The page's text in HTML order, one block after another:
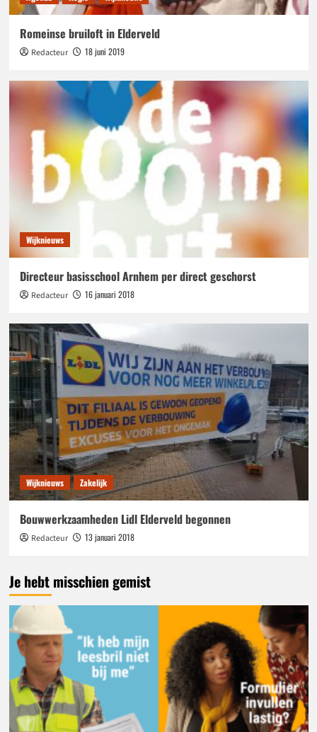
Romeinse bruiloft in Elderveld
Redacteur 18 juni 2019
Wijknieuws
Directeur basisschool Arnhem per direct geschorst
Redacteur 16 januari 2018
Wijknieuws Zakelijk
Bouwwerkzaamheden Lidl Elderveld begonnen
Redacteur 13 januari 2018
Je hebt misschien gemist